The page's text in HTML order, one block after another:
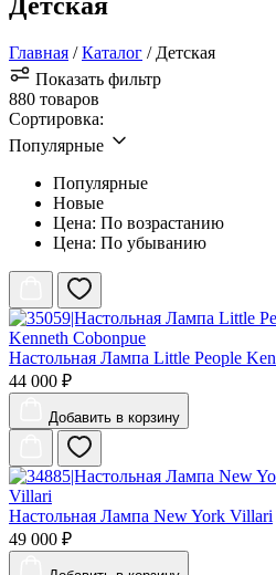
Главная /Каталог / Детская
Показать фильтр
880 товаров
Сортировка:
Популярные
Популярные
Новые
Цена: По возрастанию
Цена: По убыванию
Kenneth Cobonpue
Настольная Лампа Little People
44 000 ₽
Добавить в корзину
Villari
Настольная Лампа New York Villari
49 000 ₽